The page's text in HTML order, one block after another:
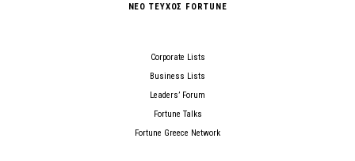
ΝΕΟ ΤΕΥΧΟΣ FORTUNE
Corporate Lists
Business Lists
Leaders’ Forum
Fortune Talks
Fortune Greece Network